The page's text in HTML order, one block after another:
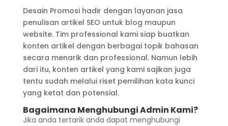
Desain Promosi hadir dengan layanan jasa
penulisan artikel SEO untuk blog maupun
website. Tim professional kami siap buatkan
konten artikel dengan berbagai topik bahasan
secara menarik dan professional. Namun lebih
dari itu, konten artikel yang kami sajikan juga
tentu sudah melalui riset pemilihan kata kunci
yang ketat dan potensial.
Bagaimana Menghubungi Admin Kami?
Jika anda tertarik anda dapat menghubungi